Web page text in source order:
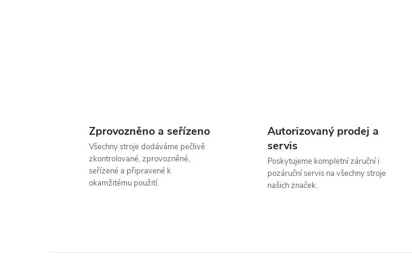
í
p
r
y
Zprovozněno a seřízeno
Všechny stroje dodáváme pečlivě
zkontrolované, zprovozněné,
seřízené a připravené k
okamžitému použití.
Autorizovaný prodej a
servis
Poskytujeme kompletní záruční i
pozáruční servis na všechny stroje
našich značek.